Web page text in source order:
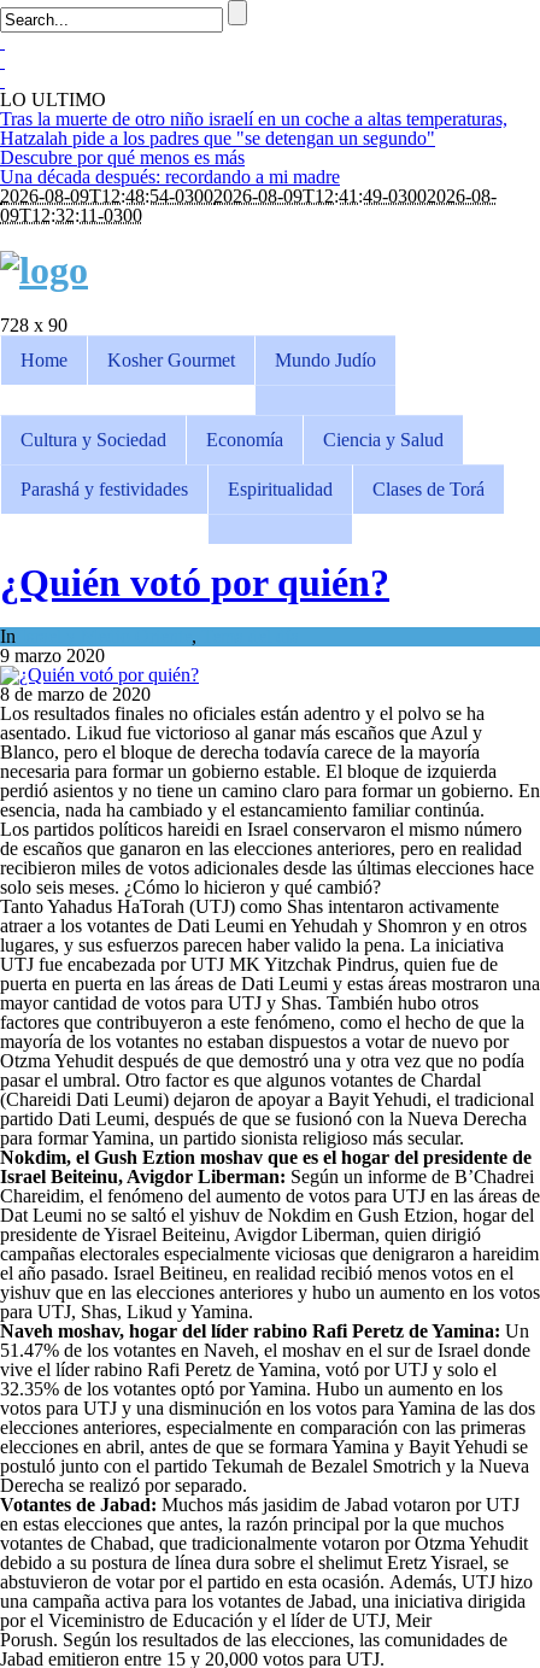
LO ULTIMO
Tras la muerte de otro niño israelí en un coche a altas temperaturas,
Hatzalah pide a los padres que "se detengan un segundo"
Descubre por qué menos es más
Una década después: recordando a mi madre
2026-08-09T12:48:54-03002026-08-09T12:41:49-03002026-08-
09T12:32:11-0300
728 x 90
Home
Kosher Gourmet Mundo Judío
Cultura y Sociedad Economía Ciencia y Salud
Parashá y festividades Espiritualidad Clases de Torá
¿Quién votó por quién?
In ,
9 marzo 2020
8 de marzo de 2020
Los resultados finales no oficiales están adentro y el polvo se ha
asentado. Likud fue victorioso al ganar más escaños que Azul y
Blanco, pero el bloque de derecha todavía carece de la mayoría
necesaria para formar un gobierno estable. El bloque de izquierda
perdió asientos y no tiene un camino claro para formar un gobierno. En
esencia, nada ha cambiado y el estancamiento familiar continúa.
Los partidos políticos hareidi en Israel conservaron el mismo número
de escaños que ganaron en las elecciones anteriores, pero en realidad
recibieron miles de votos adicionales desde las últimas elecciones hace
solo seis meses. ¿Cómo lo hicieron y qué cambió?
Tanto Yahadus HaTorah (UTJ) como Shas intentaron activamente
atraer a los votantes de Dati Leumi en Yehudah y Shomron y en otros
lugares, y sus esfuerzos parecen haber valido la pena. La iniciativa
UTJ fue encabezada por UTJ MK Yitzchak Pindrus, quien fue de
puerta en puerta en las áreas de Dati Leumi y estas áreas mostraron una
mayor cantidad de votos para UTJ y Shas. También hubo otros
factores que contribuyeron a este fenómeno, como el hecho de que la
mayoría de los votantes no estaban dispuestos a votar de nuevo por
Otzma Yehudit después de que demostró una y otra vez que no podía
pasar el umbral. Otro factor es que algunos votantes de Chardal
(Chareidi Dati Leumi) dejaron de apoyar a Bayit Yehudi, el tradicional
partido Dati Leumi, después de que se fusionó con la Nueva Derecha
para formar Yamina, un partido sionista religioso más secular.
Nokdim, el Gush Eztion moshav que es el hogar del presidente de
Israel Beiteinu, Avigdor Liberman: Según un informe de B’Chadrei
Chareidim, el fenómeno del aumento de votos para UTJ en las áreas de
Dat Leumi no se saltó el yishuv de Nokdim en Gush Etzion, hogar del
presidente de Yisrael Beiteinu, Avigdor Liberman, quien dirigió
campañas electorales especialmente viciosas que denigraron a hareidim
el año pasado. Israel Beitineu, en realidad recibió menos votos en el
yishuv que en las elecciones anteriores y hubo un aumento en los votos
para UTJ, Shas, Likud y Yamina.
Naveh moshav, hogar del líder rabino Rafi Peretz de Yamina: Un
51.47% de los votantes en Naveh, el moshav en el sur de Israel donde
vive el líder rabino Rafi Peretz de Yamina, votó por UTJ y solo el
32.35% de los votantes optó por Yamina. Hubo un aumento en los
votos para UTJ y una disminución en los votos para Yamina de las dos
elecciones anteriores, especialmente en comparación con las primeras
elecciones en abril, antes de que se formara Yamina y Bayit Yehudi se
postuló junto con el partido Tekumah de Bezalel Smotrich y la Nueva
Derecha se realizó por separado.
Votantes de Jabad: Muchos más jasidim de Jabad votaron por UTJ
en estas elecciones que antes, la razón principal por la que muchos
votantes de Chabad, que tradicionalmente votaron por Otzma Yehudit
debido a su postura de línea dura sobre el shelimut Eretz Yisrael, se
abstuvieron de votar por el partido en esta ocasión. Además, UTJ hizo
una campaña activa para los votantes de Jabad, una iniciativa dirigida
por el Viceministro de Educación y el líder de UTJ, Meir
Porush. Según los resultados de las elecciones, las comunidades de
Jabad emitieron entre 15 y 20,000 votos para UTJ.